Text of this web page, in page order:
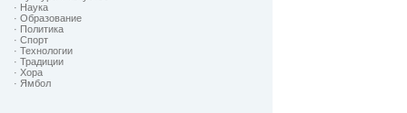
· Наука
· Образование
· Политика
· Спорт
· Технологии
· Традиции
· Хора
· Ямбол